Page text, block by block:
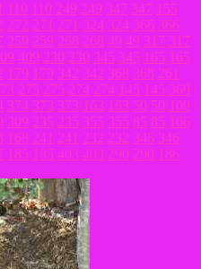
110 110 249 249 347 347 155
272 271 271 324 324 366 366
259 259 268 268 49 49 317 317
409 230 230 345 345 165 165
179 179 342 342 368 368 261
275 275 274 274 145 145 369
374 373 373 163 163 50 50 109
309 235 235 355 355 85 85 166
168 241 241 232 232 346 346
185 185 403 403 290 290 186